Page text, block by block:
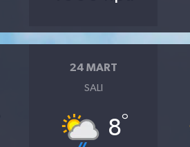
24 MART
SALI
8°